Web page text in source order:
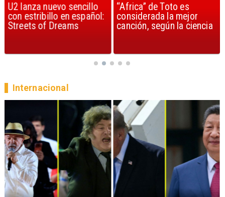
U2 lanza nuevo sencillo
con estribillo en español:
Streets of Dreams
“Africa” de Toto es
considerada la mejor
canción, según la ciencia
Internacional